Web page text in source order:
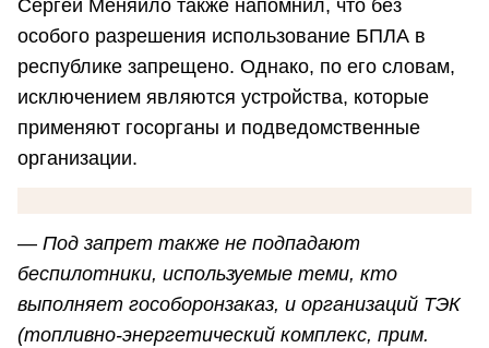
Сергей Меняйло также напомнил, что без
особого разрешения использование БПЛА в
республике запрещено. Однако, по его словам,
исключением являются устройства, которые
применяют госорганы и подведомственные
организации.
— Под запрет также не подпадают
беспилотники, используемые теми, кто
выполняет гособоронзаказ, и организаций ТЭК
(топливно-энергетический комплекс, прим.